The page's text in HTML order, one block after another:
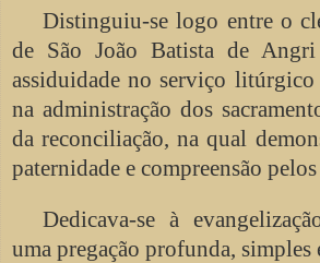
Distinguiu-se logo entre o
de São João Batista de
assiduidade no serviço
na administração dos
da reconciliação, na qual
paternidade e compreensão
Dedicava-se à
uma pregação profunda, simples